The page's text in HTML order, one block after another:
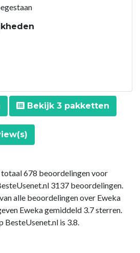
Bekijk 3 pakketten
678 beoordelingen voor
3137 beoordelingen.
alle beoordelingen over Eweka
Eweka gemiddeld 3.7 sterren.
BesteUsenet.nl is 3.8.